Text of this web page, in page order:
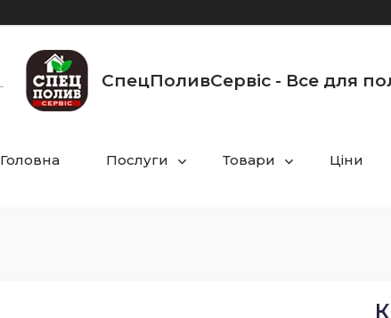
СпецПоливСервіс - Все для
Головна Послуги Товари Ціни